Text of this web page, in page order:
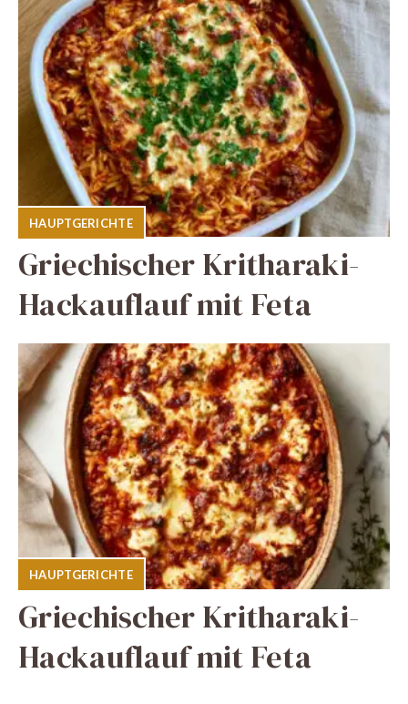
HAUPTGERICHTE
Griechischer Kritharaki-
Hackauflauf mit Feta
HAUPTGERICHTE
Griechischer Kritharaki-
Hackauflauf mit Feta